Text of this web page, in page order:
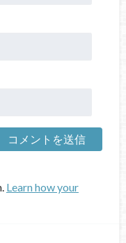
Learn how your